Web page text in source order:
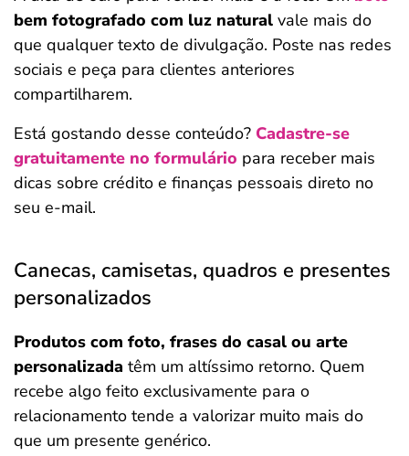
bem fotografado com luz natural vale mais do
que qualquer texto de divulgação. Poste nas redes
sociais e peça para clientes anteriores
compartilharem.
Está gostando desse conteúdo? Cadastre-se
gratuitamente no formulário para receber mais
dicas sobre crédito e finanças pessoais direto no
seu e-mail.
Canecas, camisetas, quadros e presentes
personalizados
Produtos com foto, frases do casal ou arte
personalizada têm um altíssimo retorno. Quem
recebe algo feito exclusivamente para o
relacionamento tende a valorizar muito mais do
que um presente genérico.